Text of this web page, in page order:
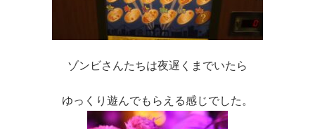
ゾンビさんたちは夜遅くまでいたら
ゆっくり遊んでもらえる感じでした。